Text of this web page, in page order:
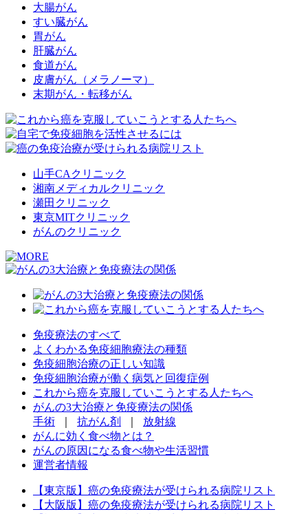
大腸がん
すい臓がん
胃がん
肝臓がん
食道がん
皮膚がん（メラノーマ）
末期がん・転移がん
山手CAクリニック
湘南メディカルクリニック
瀬田クリニック
東京MITクリニック
がんのクリニック
免疫療法のすべて
よくわかる免疫細胞療法の種類
免疫細胞治療の正しい知識
免疫細胞治療が働く病気と回復症例
これから癌を克服していこうとする人たちへ
がんの3大治療と免疫療法の関係
手術
抗がん剤
放射線
がんに効く食べ物とは？
がんの原因になる食べ物や生活習慣
運営者情報
【東京版】癌の免疫療法が受けられる病院リスト
【大阪版】癌の免疫療法が受けられる病院リスト